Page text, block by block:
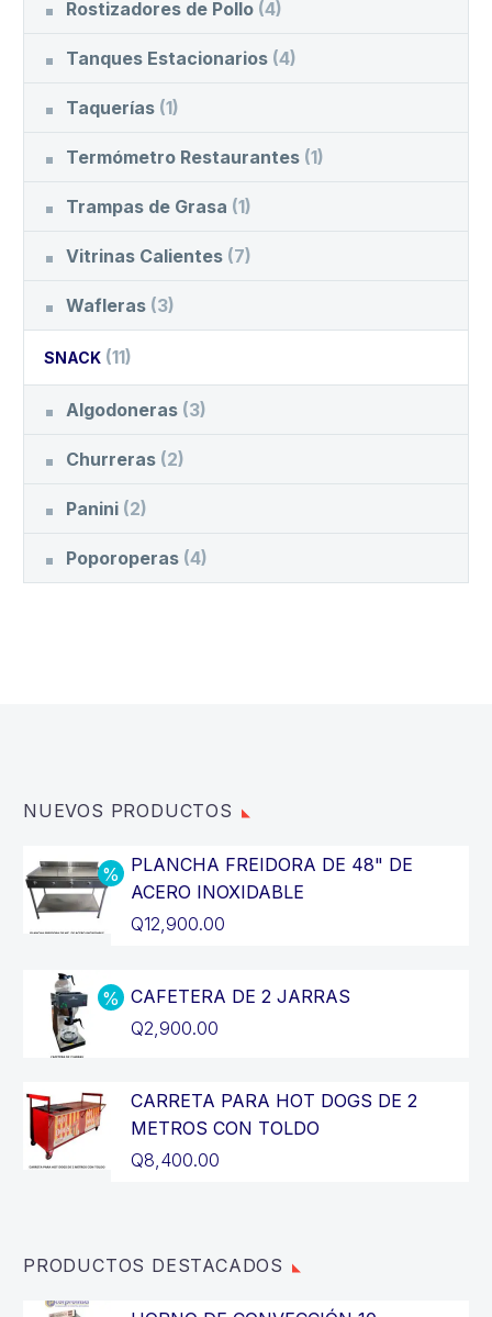
Rostizadores de Pollo (4)
Tanques Estacionarios (4)
Taquerías (1)
Termómetro Restaurantes (1)
Trampas de Grasa (1)
Vitrinas Calientes (7)
Wafleras (3)
SNACK (11)
Algodoneras (3)
Churreras (2)
Panini (2)
Poporoperas (4)
NUEVOS PRODUCTOS
PLANCHA FREIDORA DE 48" DE
ACERO INOXIDABLE
El
original
era:
Q12,900.00
precio
actual
CAFETERA DE 2 JARRAS
El
original
era:
Q3,200.00.
Q2,900.00
precio
actual
es:
CARRETA PARA HOT DOGS DE 2
METROS CON TOLDO
Q8,400.00
PRODUCTOS DESTACADOS